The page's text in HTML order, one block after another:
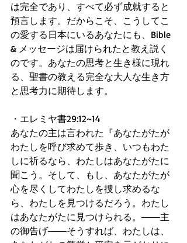
は完全であり、すべて必ず成就すると
預言します。だからこそ、こうしてこ
の愛する日本にいるあなたにも、Bible
& メッセージは届けられたと教え説く
のです。あなたの思考と生き様に現れ
る、聖書の教える完全な大人な生き方
と思考力に期待します。
・エレミヤ書29:12~14
あなたの主は言われた『あなたがたが
わたしを呼び求めて歩き、いつもわた
しに祈るなら、わたしはあなたがたに
聞こう。そして、もし、あなたがたが
心を尽くしてわたしを捜し求めるな
ら、わたしを見つけるだろう。わたし
はあなたがたに見つけられる。――主
の御告げ――そうすれば、わたしは、